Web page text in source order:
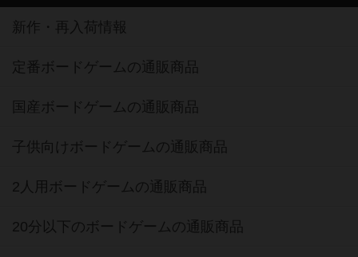
新作・再入荷情報
定番ボードゲームの通販商品
国産ボードゲームの通販商品
子供向けボードゲームの通販商品
2人用ボードゲームの通販商品
20分以下のボードゲームの通販商品